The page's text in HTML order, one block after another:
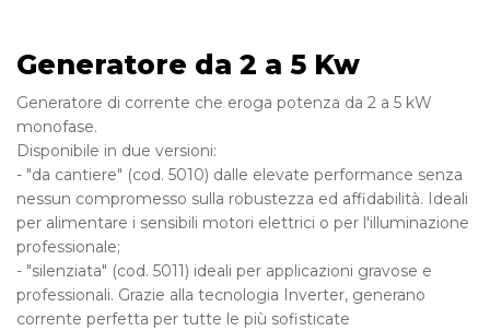
Generatore da 2 a 5 Kw
Generatore di corrente che eroga potenza da 2 a 5 kW
monofase.
Disponibile in due versioni:
- "da cantiere" (cod. 5010) dalle elevate performance senza
nessun compromesso sulla robustezza ed affidabilità. Ideali
per alimentare i sensibili motori elettrici o per l'illuminazione
professionale;
- "silenziata" (cod. 5011) ideali per applicazioni gravose e
professionali. Grazie alla tecnologia Inverter, generano
corrente perfetta per tutte le più sofisticate